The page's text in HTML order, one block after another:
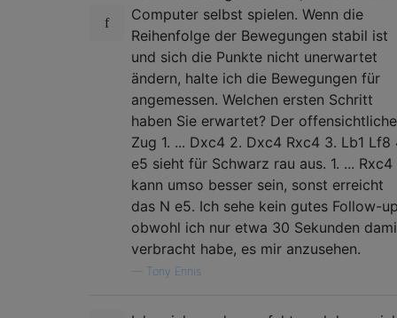
Computer selbst spielen. Wenn die
Reihenfolge der Bewegungen stabil ist
und sich die Punkte nicht unerwartet
ändern, halte ich die Bewegungen für
angemessen. Welchen ersten Schritt
haben Sie erwartet? Der offensichtliche
Zug 1. ... Dxc4 2. Dxc4 Rxc4 3. Lb1 Lf8
e5 sieht für Schwarz rau aus. 1. ... Rxc4
kann umso besser sein, sonst erreicht
das N e5. Ich sehe kein gutes Follow-
obwohl ich nur etwa 30 Sekunden
verbracht habe, es mir anzusehen.
Tony Ennis